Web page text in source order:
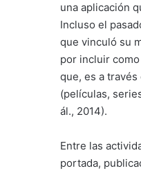
una aplicación
Incluso el
que vinculó su
por incluir
que, es a
(películas,
ál., 2014).
Entre las
portada,